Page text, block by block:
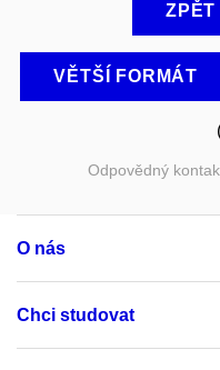
ZPĚT
VĚTŠÍ FORMÁT
Odpovědný
O nás
Chci studovat